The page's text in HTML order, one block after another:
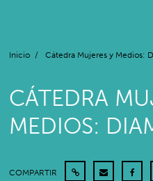
Inicio / Cátedra Mujeres y Medios:
CÁTEDRA
MEDIOS:
COMPARTIR